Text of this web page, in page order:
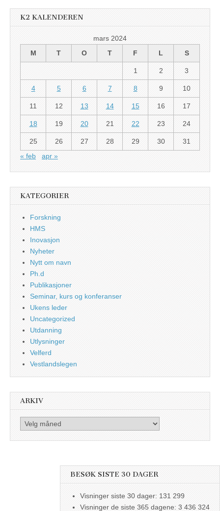
K2 KALENDEREN
mars 2024
M
T O T F L S
1 2 3
4 5 6 7 8 9 10
11 12 13 14 15 16 17
18 19 20 21 22 23 24
25 26 27 28 29 30
31
« feb
apr »
KATEGORIER
Forskning
HMS
Inovasjon
Nyheter
Nytt om navn
Ph.d
Publikasjoner
Seminar, kurs og konferanser
Ukens leder
Uncategorized
Utdanning
Utlysninger
Velferd
Vestlandslegen
ARKIV
Arkiv
BESØK SISTE 30 DAGER
Visninger siste 30 dager: 131 299
Visninger de siste 365 dagene: 3 436 324